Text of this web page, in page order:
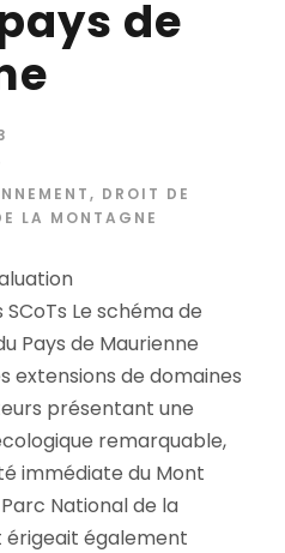
de
, DROIT DE
LA MONTAGNE
Le schéma de
Pays de Maurienne
extensions de domaines
présentant une
remarquable,
immédiate du Mont
National de la
érigeait également